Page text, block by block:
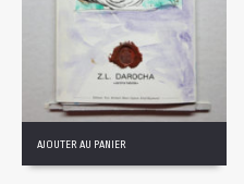
AJOUTER AU PANIER